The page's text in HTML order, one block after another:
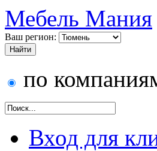
Мебель Мания
Ваш регион:
по
Вход для